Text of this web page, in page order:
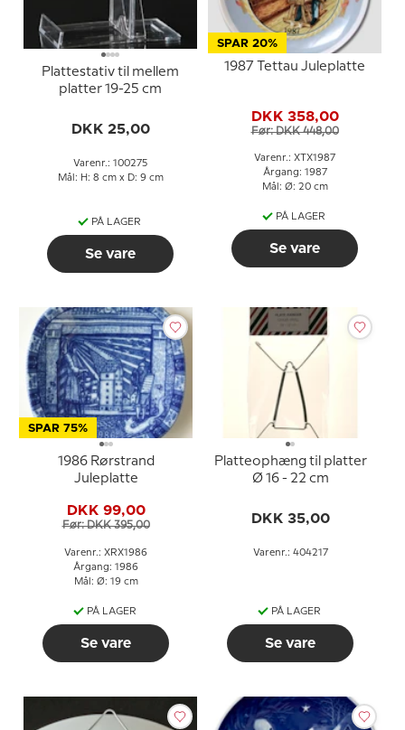
Plattestativ til mellem
platter 19-25 cm
DKK 25,00
Varenr.: 100275
Mål: H: 8 cm x D: 9 cm
PÅ LAGER
Se vare
SPAR 20%
1987 Tettau Juleplatte
DKK 358,00
Før: DKK 448,00
Varenr.: XTX1987
Årgang: 1987
Mål: Ø: 20 cm
PÅ LAGER
Se vare
SPAR 75%
1986 Rørstrand
Juleplatte
DKK 99,00
Før: DKK 395,00
Varenr.: XRX1986
Årgang: 1986
Mål: Ø: 19 cm
PÅ LAGER
Se vare
Platteophæng til platter
Ø 16 - 22 cm
DKK 35,00
Varenr.: 404217
PÅ LAGER
Se vare